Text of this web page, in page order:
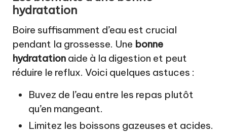
hydratation
Boire suffisamment d’eau est crucial
pendant la grossesse. Une bonne
hydratation aide à la digestion et peut
réduire le reflux. Voici quelques astuces :
Buvez de l’eau entre les repas plutôt
qu’en mangeant.
Limitez les boissons gazeuses et acides.